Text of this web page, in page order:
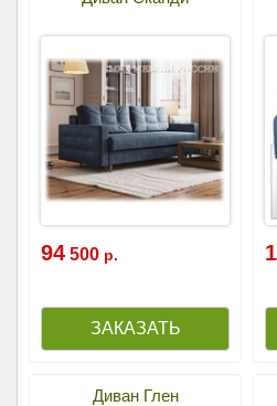
94 500 р.
Диван Глен